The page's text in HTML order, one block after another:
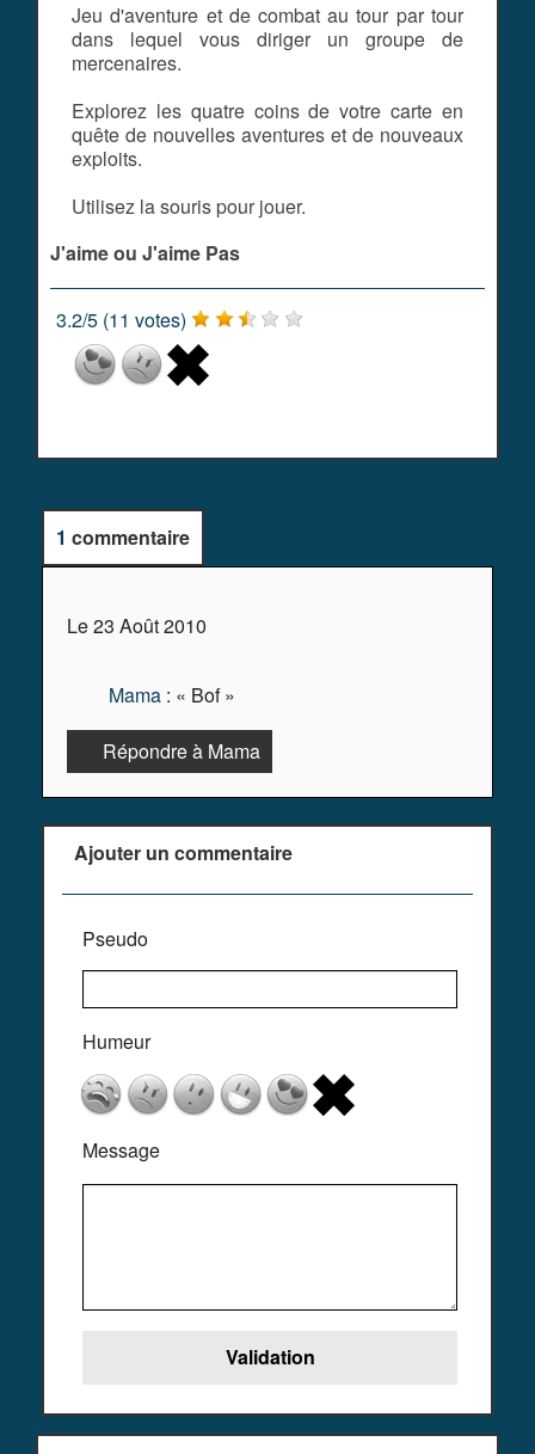
Jeu d'aventure et de combat au tour par tour
dans lequel vous diriger un groupe de
mercenaires.
Explorez les quatre coins de votre carte en
quête de nouvelles aventures et de nouveaux
exploits.
Utilisez la souris pour jouer.
J'aime ou J'aime Pas
3.2/5 (11 votes)
1 commentaire
Le 23 Août 2010
Mama : « Bof »
Répondre à Mama
Ajouter un commentaire
Pseudo
Humeur
Message